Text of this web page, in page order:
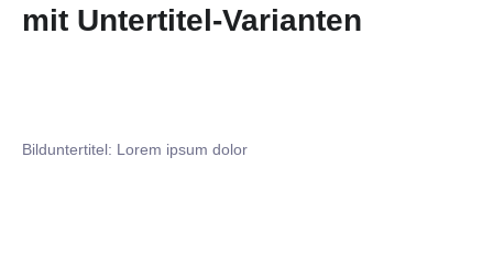
mit Untertitel-Varianten
Bilduntertitel: Lorem ipsum dolor